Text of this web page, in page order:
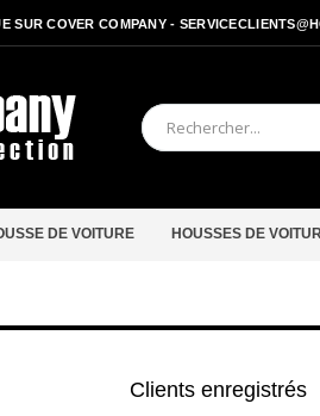
SUR COVER COMPANY -
DE VOITURE HOUSSES DE
Clients enregistrés